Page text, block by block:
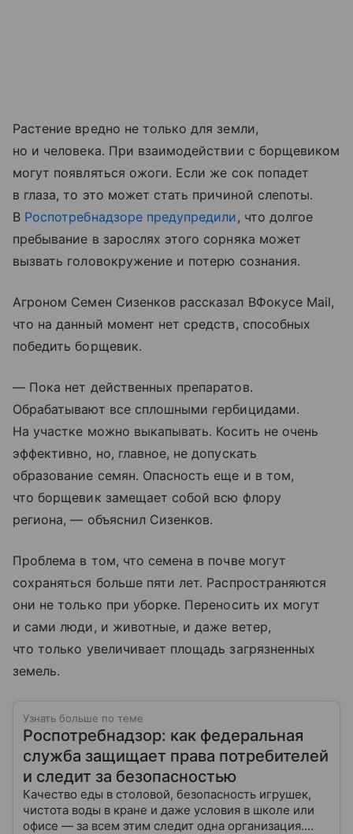
Растение вредно не только для земли,
но и человека. При взаимодействии с борщевиком
могут появляться ожоги. Если же сок попадет
в глаза, то это может стать причиной слепоты.
В Роспотребнадзоре предупредили , что долгое
пребывание в зарослях этого сорняка может
вызвать головокружение и потерю сознания.
Агроном Семен Сизенков рассказал ВФокусе Mail,
что на данный момент нет средств, способных
победить борщевик.
— Пока нет действенных препаратов.
Обрабатывают все сплошными гербицидами.
На участке можно выкапывать. Косить не очень
эффективно, но, главное, не допускать
образование семян. Опасность еще и в том,
что борщевик замещает собой всю флору
региона, — объяснил Сизенков.
Проблема в том, что семена в почве могут
сохраняться больше пяти лет. Распространяются
они не только при уборке. Переносить их могут
и сами люди, и животные, и даже ветер,
что только увеличивает площадь загрязненных
земель.
Узнать больше по теме
Роспотребнадзор: как федеральная
служба защищает права потребителей
и следит за безопасностью
Качество еды в столовой, безопасность игрушек,
чистота воды в кране и даже условия в школе или
офисе — за всем этим следит одна организация.